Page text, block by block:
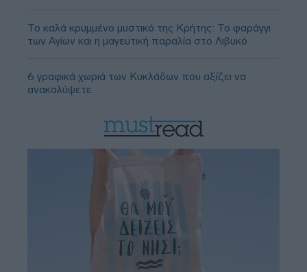
Το καλά κρυμμένο μυστικό της Κρήτης: Το φαράγγι
των Αγίων και η μαγευτική παραλία στο Λιβυκό
6 γραφικά χωριά των Κυκλάδων που αξίζει να
ανακαλύψετε